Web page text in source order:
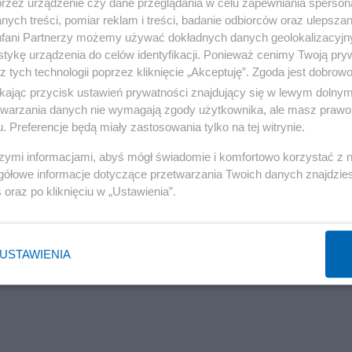
koło Girony, natomiast treningi odbywają się na
w piątkowy wieczór zagrają z gospodarzami mecz
treści, pomiar reklam i treści, badanie odbiorców oraz
Partnerzy możemy używać dokładnych danych
urządzenia do celów identyfikacji. Ponieważ cenimy Twoją
tych technologii poprzez kliknięcie „Akceptuję”. Zgoda jest
przycisk ustawień prywatności znajdujący się w lewym
danych nie wymagają zgody użytkownika, ale masz
Preferencje będą miały zastosowania tylko na tej witrynie.
informacjami, abyś mógł świadomie i komfortowo korzystać z
informacje dotyczące przetwarzania Twoich danych
oraz po kliknięciu w „Ustawienia”.
USTAWIENIA